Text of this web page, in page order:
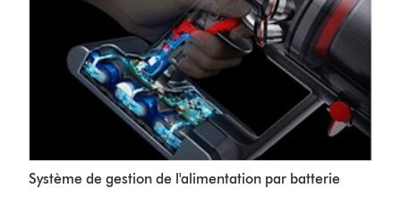
Système de gestion de l'alimentation par batterie